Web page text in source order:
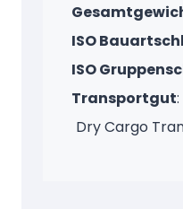
ISO
ISO
Transportgut:
Dry Cargo